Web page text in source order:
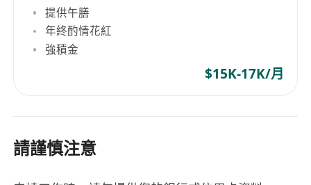
提供午膳
年終酌情花紅
強積金
$15K-17K/月
請謹慎注意